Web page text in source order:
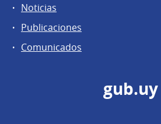
Noticias
Publicaciones
Comunicados
gub.uy